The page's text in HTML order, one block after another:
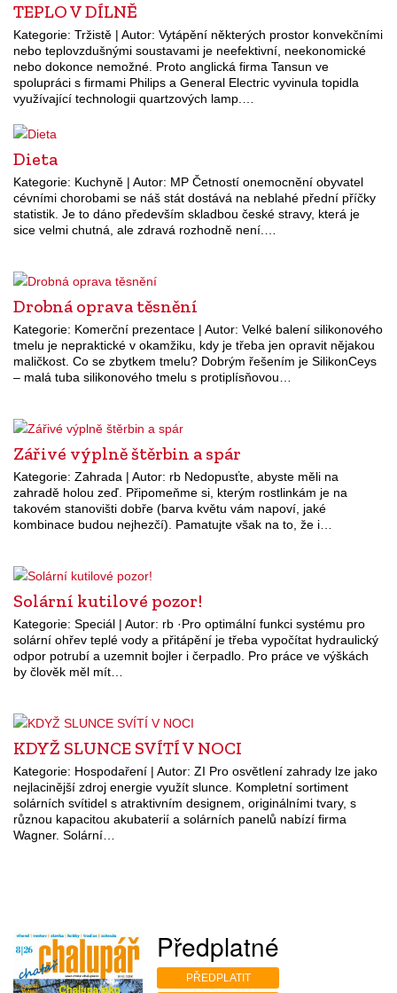
TEPLO V DÍLNĚ
Kategorie: Tržistě | Autor: Vytápění některých prostor konvekčními
nebo teplovzdušnými soustavami je neefektivní, neekonomické
nebo dokonce nemožné. Proto anglická firma Tansun ve
spolupráci s firmami Philips a General Electric vyvinula topidla
využívající technologii quartzových lamp.…
Dieta
Kategorie: Kuchyně | Autor: MP Četností onemocnění obyvatel
cévními chorobami se náš stát dostává na neblahé přední příčky
statistik. Je to dáno především skladbou české stravy, která je
sice velmi chutná, ale zdravá rozhodně není.…
Drobná oprava těsnění
Kategorie: Komerční prezentace | Autor: Velké balení silikonového
tmelu je nepraktické v okamžiku, kdy je třeba jen opravit nějakou
maličkost. Co se zbytkem tmelu? Dobrým řešením je SilikonCeys
– malá tuba silikonového tmelu s protiplísňovou…
Zářivé výplně štěrbin a spár
Kategorie: Zahrada | Autor: rb Nedopusťte, abyste měli na
zahradě holou zeď. Připomeňme si, kterým rostlinkám je na
takovém stanovišti dobře (barva květu vám napoví, jaké
kombinace budou nejhezčí). Pamatujte však na to, že i…
Solární kutilové pozor!
Kategorie: Speciál | Autor: rb ·Pro optimální funkci systému pro
solární ohřev teplé vody a přitápění je třeba vypočítat hydraulický
odpor potrubí a uzemnit bojler i čerpadlo. Pro práce ve výškách
by člověk měl mít…
KDYŽ SLUNCE SVÍTÍ V NOCI
Kategorie: Hospodaření | Autor: ZI Pro osvětlení zahrady lze jako
nejlacinější zdroj energie využít slunce. Kompletní sortiment
solárních svítidel s atraktivním designem, originálními tvary, s
různou kapacitou akubaterií a solárních panelů nabízí firma
Wagner. Solární…
Předplatné
PŘEDPLATIT